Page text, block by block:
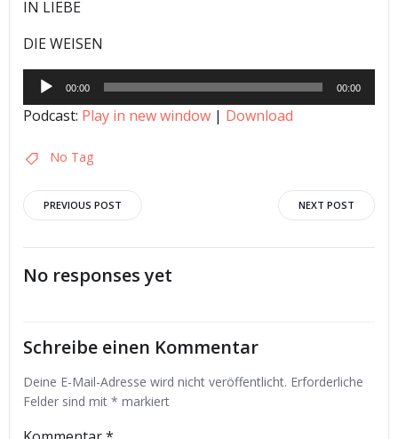
IN LIEBE
DIE WEISEN
Audio-
Player
00:00 00:00
Podcast: Play in new window | Download
No Tag
Post
navigation
PREVIOUS POST
navigation
NEXT POST
No responses yet
Schreibe einen Kommentar
Deine E-Mail-Adresse wird nicht veröffentlicht. Erforderliche
Felder sind mit * markiert